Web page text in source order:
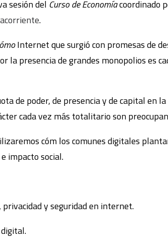
sesión del Curso de Economíacoordinado
.
Internet que surgió con promesas de
la presencia de grandes monopolios es
de poder, de presencia y de capital en la
cada vez más totalitario son
cóm los comunes digitales
impacto social.
y seguridad en internet.